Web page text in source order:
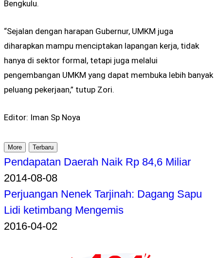
Bengkulu.
“Sejalan dengan harapan Gubernur, UMKM juga
diharapkan mampu menciptakan lapangan kerja, tidak
hanya di sektor formal, tetapi juga melalui
pengembangan UMKM yang dapat membuka lebih banyak
peluang pekerjaan,” tutup Zori.
Editor: Iman Sp Noya
More Terbaru
Pendapatan Daerah Naik Rp 84,6 Miliar
2014-08-08
Perjuangan Nenek Tarjinah: Dagang Sapu
Lidi ketimbang Mengemis
2016-04-02